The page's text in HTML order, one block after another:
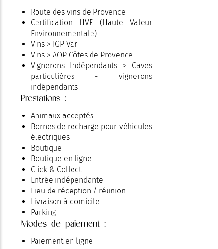
Route des vins de Provence
Certification HVE (Haute Valeur
Environnementale)
Vins > IGP Var
Vins > AOP Côtes de Provence
Vignerons Indépendants > Caves
particulières - vignerons
indépendants
Prestations :
Animaux acceptés
Bornes de recharge pour véhicules
électriques
Boutique
Boutique en ligne
Click & Collect
Entrée indépendante
Lieu de réception / réunion
Livraison à domicile
Parking
Réservation
Modes de paiement :
Paiement en ligne